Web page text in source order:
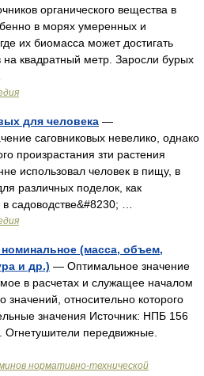
органического вещества в
в морях умеренных и
их биомасса может достигать
на квадратный метр. Заросли бурых
для человека —
саговниковых невелико, однако
произрастания зти растения
использовал человек в пищу, в
различных поделок, как
садоводстве&#8230; …
(масса, объем,
и др.) — Оптимальное значение
в расчетах и служащее началом
значений, относительно которого
значения Источник: НПБ 156
Огнетушители передвижные.
нормативно-технической